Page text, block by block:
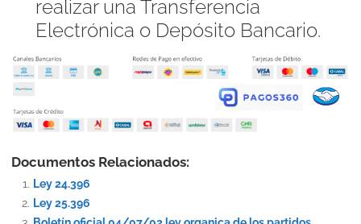
realizar una Transferencia
Electrónica o Depósito Bancario.
Documentos Relacionados:
Ley 24.396
Ley 25.396